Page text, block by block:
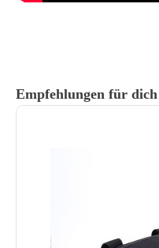
Produktgalerie
Empfehlungen für dich